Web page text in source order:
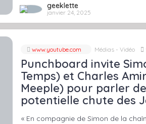
geeklette
janvier 24, 2025
www.youtube.com Médias - Vidéo
Punchboard invite
Temps) et Charles
Meeple) pour parler
potentielle chute des
« En compagnie de Simon de la